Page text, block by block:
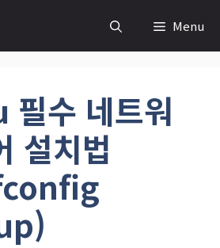
Menu
수 네트워
설치법